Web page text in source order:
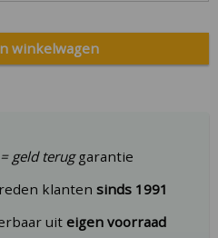
winkelwagen
geld teruggarantie
klantensinds 1991
uiteigen voorraad